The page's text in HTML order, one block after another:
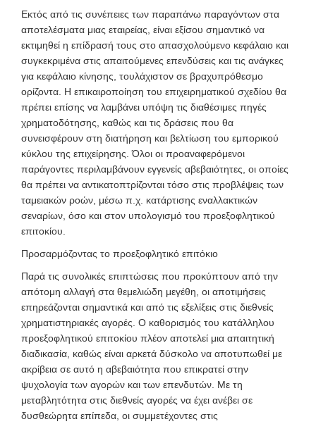
Εκτός από τις συνέπειες των παραπάνω παραγόντων στα
αποτελέσματα μιας εταιρείας, είναι εξίσου σημαντικό να
εκτιμηθεί η επίδρασή τους στο απασχολούμενο κεφάλαιο και
συγκεκριμένα στις απαιτούμενες επενδύσεις και τις ανάγκες
για κεφάλαιο κίνησης, τουλάχιστον σε βραχυπρόθεσμο
ορίζοντα. Η επικαιροποίηση του επιχειρηματικού σχεδίου θα
πρέπει επίσης να λαμβάνει υπόψη τις διαθέσιμες πηγές
χρηματοδότησης, καθώς και τις δράσεις που θα
συνεισφέρουν στη διατήρηση και βελτίωση του εμπορικού
κύκλου της επιχείρησης. Όλοι οι προαναφερόμενοι
παράγοντες περιλαμβάνουν εγγενείς αβεβαιότητες, οι οποίες
θα πρέπει να αντικατοπτρίζονται τόσο στις προβλέψεις των
ταμειακών ροών , μέσω π.χ. κατάρτισης εναλλακτικών
σεναρίων, όσο και στον υπολογισμό του προεξοφλητικού
επιτοκίου.
Προσαρμόζοντας το προεξοφλητικό επιτόκιο
Παρά τις συνολικές επιπτώσεις που προκύπτουν από την
απότομη αλλαγή στα θεμελιώδη μεγέθη, οι αποτιμήσεις
επηρεάζονται σημαντικά και από τις εξελίξεις στις διεθνείς
χρηματιστηριακές αγορές. Ο καθορισμός του κατάλληλου
προεξοφλητικού επιτοκίου πλέον αποτελεί μια απαιτητική
διαδικασία, καθώς είναι αρκετά δύσκολο να αποτυπωθεί με
ακρίβεια σε αυτό η αβεβαιότητα που επικρατεί στην
ψυχολογία των αγορών και των επενδυτών. Με τη
μεταβλητότητα στις διεθνείς αγορές να έχει ανέβει σε
δυσθεώρητα επίπεδα, οι συμμετέχοντες στις